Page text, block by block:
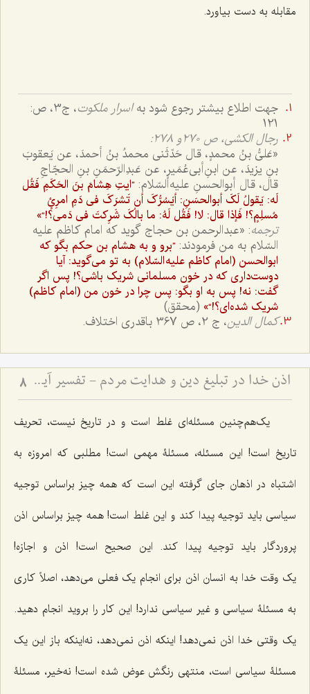
مقابله به دست بیاورد.
جهت اطلاع بیشتر رجوع شود بهاسرار ملکوت
، ج‌3، ص:
121
رجال الکشی، ص 270و 278:
«عَلیُّ بنُ محمدٍ، قال حَدّثَنی محمدُ بنُ أحمدَ، عن یَعقوبَ
بنِ یزیدَ، عن ابنِ‌أبی‌عُمَیرٍ، عن عَبدِالرّحمَنِ بنِ الحجّاجِ
قال، قال أبوالحسنِ علیه السّلام:”ایتِ هِشامَ بنَ الحَکَمِ فَقُل
لَه: یَقولُ لَکَ أبوالحسَنِ: أیَسُرُّکَ أن تَشرَکَ فی دَمِ امرِئٍ
مُسلِمٍ؟! فَإذا قال: لا! فَقُل لَهُ: ما بالُکَ شَرِکتَ فی دَمی؟!“»
ترجمه: «عبدالرحمن بن حجاج گوید که امام کاظم علیه
السّلام به من فرمودند:”برو و به هشام بن حکم بگو که
ابوالحسن (امام کاظم علیه السّلام) به تو می‌گوید: آیا
دوست‌داری که در خون مسلمانی شریک باشی؟! پس اگر
گفت: نه! پس به او بگو: پس چرا در خون من (امام کاظم)
شریک شده‌ای؟!“» (محقق)
کمال الدین، ج 2، ص 367 باقدری اختلاف.
اذن خدا در تبلیغ دین و هدایت مردم - تفسیر آیه ﴿يَٰٓأَيُّهَا ٱلنَّبِيُّ إِنَّآ أَرۡسَلۡنَٰكَ شَٰهِدٗا وَمُبَشِّرٗا وَنَذِيرٗا * وَدَاعِيًا إِلَى ٱللَهِ بِإِذۡنِهِۦ وَسِرَاجٗا مُّنِيرٗا﴾ 8
یک‌هم‌چنین مسئله‌ای غلط است و در تاریخ نیست، تحریف
تاریخ است! این مسئله، مسئلۀ مهمی است! مطلبی که امروزه به
اشتباه در اذهان جای گرفته این است که همه چیز براساس توجیه
سیاسی باید توجیه پیدا کند و این غلط است! همه چیز براساس اذن
پروردگار باید توجیه پیدا کند. این صحیح است! اذن و اجازه!
یک وقت خدا به انسان اذن برای انجام یک فعلی می‌دهد، اصلاً کاری
به مسئلۀ سیاسی و غیر سیاسی ندارد! این کار را بروید انجام دهید.
یک وقتی خدا اذن نمی‌دهد! اینکه اذن نمی‌دهد، نه‌اینکه باز این یک
مسئلۀ سیاسی است، منتهی رنگش عوض شده است! نه‌خیر، مسئلۀ